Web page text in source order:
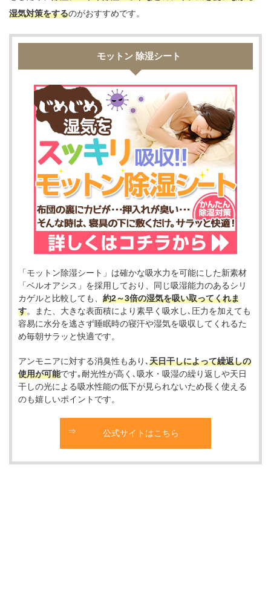
湿気対策をするのがおすすめです。
モットン 除湿シート
「モットン除湿シート」は確かな吸水力を可能にした新素材
「ベルオアシス」を採用しており、同じ吸湿能力のあるシリ
カゲルと比較しても、 約2～3倍の湿気を吸い取ってくれま
す。また、大きな表面積により素早く吸水し､圧力を加えても
容易に水分を逃さず睡眠時の寝汗や湿気を吸収してくれるた
め毎朝サラッと快適です。
アンモニアに対する消臭性もあり､ 天日干しによって繰返しの
使用が可能です｡耐光性が高く､吸水・吸湿の繰り返しや天日
干しの光による吸水性能の低下が見られないため長く使える
のも嬉しいポイントです。
公式サイトはこちら